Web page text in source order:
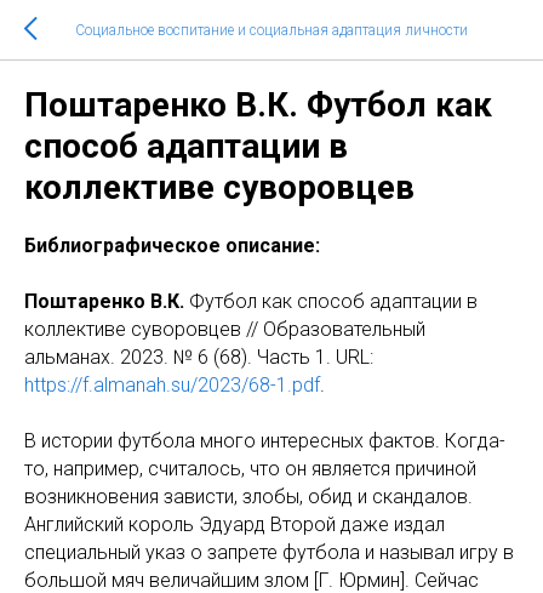
Социальное воспитание и социальная адаптация личности
Поштаренко В.К. Футбол как
способ адаптации в
коллективе суворовцев
Библиографическое описание:
Поштаренко В.К. Футбол как способ адаптации в
коллективе суворовцев // Образовательный
альманах. 2023. № 6 (68). Часть 1. URL:
https://f.almanah.su/2023/68-1.pdf.
В истории футбола много интересных фактов. Когда-
то, например, считалось, что он является причиной
возникновения зависти, злобы, обид и скандалов.
Английский король Эдуард Второй даже издал
специальный указ о запрете футбола и называл игру в
большой мяч величайшим злом [Г. Юрмин]. Сейчас